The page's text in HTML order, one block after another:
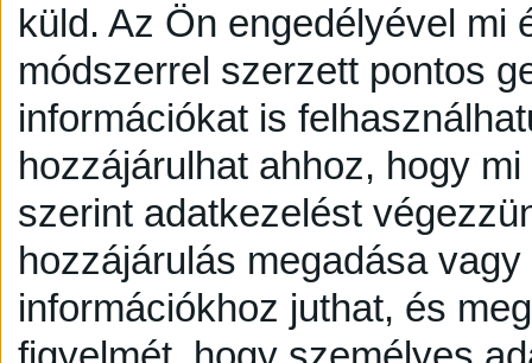
küld. Az Ön engedélyével mi
módszerrel szerzett pontos
információkat is
hozzájárulhat ahhoz, hogy
szerint adatkezelést
hozzájárulás megadása
információkhoz juthat, és